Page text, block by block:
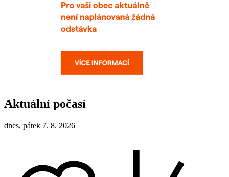
Aktuální počasí
dnes, pátek 7. 8. 2026